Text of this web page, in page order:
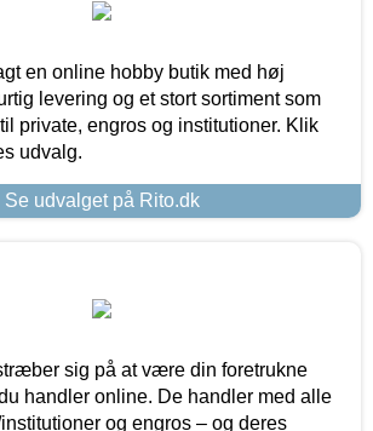
en online hobby butik med høj
levering og et stort sortiment som
private, engros og institutioner. Klik
udvalg.
Se udvalget på Rito.dk
sig på at være din foretrukne
handler online. De handler med alle
og engros – og deres